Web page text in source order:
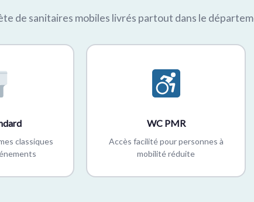
de sanitaires mobiles livrés partout dans le
classiques
WC PMR
Accès facilité pour personnes à
mobilité réduite